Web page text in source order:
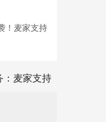
！麦家支持
：麦家支持